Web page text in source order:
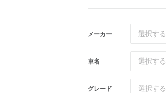
メーカー 選択する
車名 選択する
グレード 選択する